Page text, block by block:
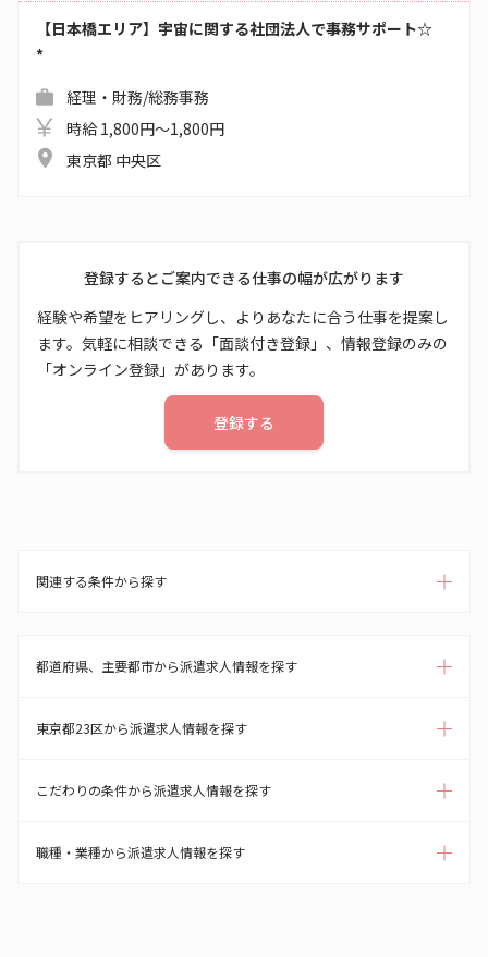
【日本橋エリア】宇宙に関する社団法人で事務サポート☆
*
経理・財務/総務事務
時給 1,800円～1,800円
東京都 中央区
登録するとご案内できる仕事の幅が広がります
経験や希望をヒアリングし、よりあなたに合う仕事を提案し
ます。気軽に相談できる「面談付き登録」、情報登録のみの
「オンライン登録」があります。
登録する
関連する条件から探す
都道府県、主要都市から派遣求人情報を探す
東京都23区から派遣求人情報を探す
こだわりの条件から派遣求人情報を探す
職種・業種から派遣求人情報を探す